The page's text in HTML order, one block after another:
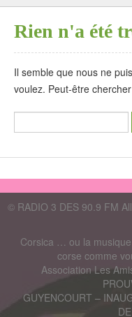
Rien n'a été
Il semble que nous ne
voulez. Peut-être
© RADIO 3 DES 90.9 FM
Corsica … ou la
corse comme
Association Les
GUYENCOURT –